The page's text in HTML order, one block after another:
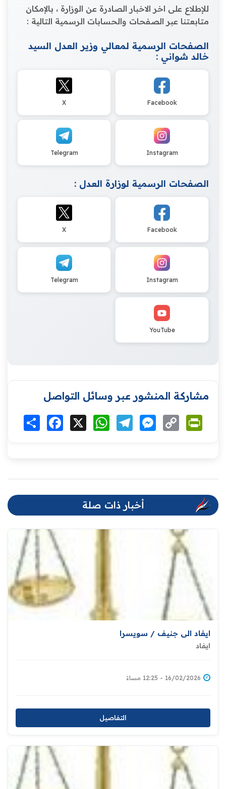
للإطلاع على اخر الاخبار الصادرة عن الوزارة ، بالإمكان
متابعتنا عبر الصفحات والحسابات الرسمية التالية :
الصفحات الرسمية لمعالي وزير العدل السيد
خالد شواني :
Facebook
X
Instagram
Telegram
الصفحات الرسمية لوزارة العدل :
Facebook
X
Instagram
Telegram
YouTube
مشاركة المنشور عبر وسائل التواصل
انشر Facebook WhatsAppTelegramMessenger
Copy
Link
أخبار ذات صلة
ايفاد الى جنيف / سويسرا
ايفاد
16/02/2026 - 12:25 مساءً
التفاصيل